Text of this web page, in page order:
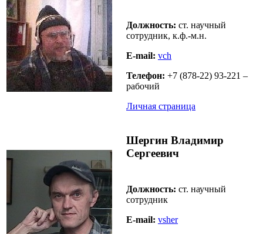
Должность: ст. научный
сотрудник, к.ф.-м.н.
E-mail: vch
Телефон: +7 (878-22) 93-221 –
рабочий
Личная страница
Шергин Владимир
Сергеевич
Должность: ст. научный
сотрудник
E-mail: vsher